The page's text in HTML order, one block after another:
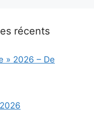
récents
» 2026 – De